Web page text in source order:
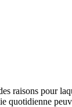
raisons pour
quotidienne